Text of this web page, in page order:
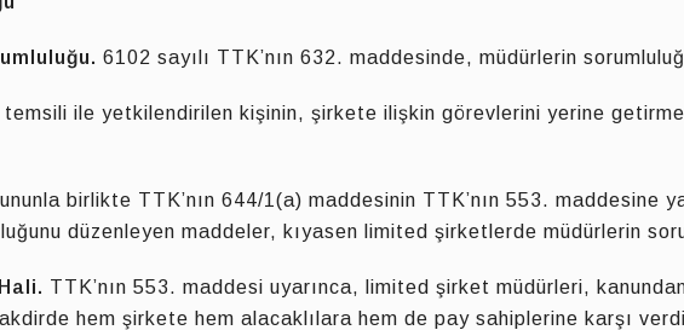
6102 sayılı TTK’nın 632. maddesinde, müdürlerin
temsili ile yetkilendirilen kişinin, şirkete ilişkin görevlerini yerine
birlikte TTK’nın 644/1(a) maddesinin TTK’nın 553. maddesine
düzenleyen maddeler, kıyasen limited şirketlerde müdürlerin
TTK’nın 553. maddesi uyarınca, limited şirket müdürleri,
hem şirkete hem alacaklılara hem de pay sahiplerine karşı